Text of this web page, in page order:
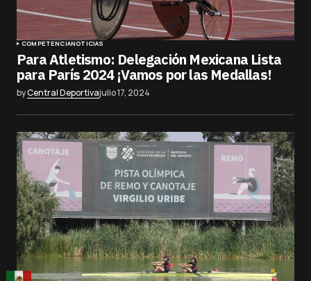
COMPETENCIANOTICIAS
Para Atletismo: Delegación Mexicana Lista
para París 2024 ¡Vamos por las Medallas!
byCentral Deportivajulio 17, 2024